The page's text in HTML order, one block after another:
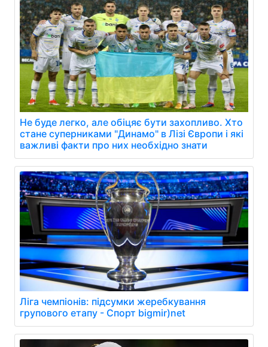
Не буде легко, але обіцяє бути захопливо. Хто
стане суперниками "Динамо" в Лізі Європи і які
важливі факти про них необхідно знати
Ліга чемпіонів: підсумки жеребкування
групового етапу - Спорт bigmir)net